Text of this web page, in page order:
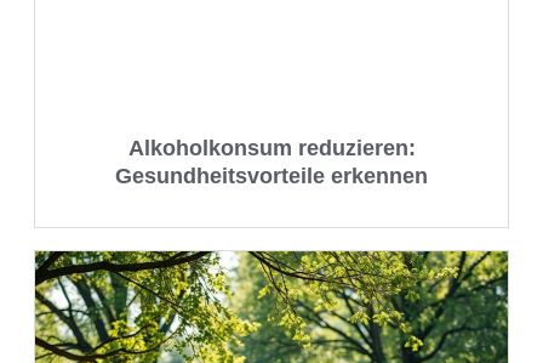
Alkoholkonsum reduzieren:
Gesundheitsvorteile erkennen